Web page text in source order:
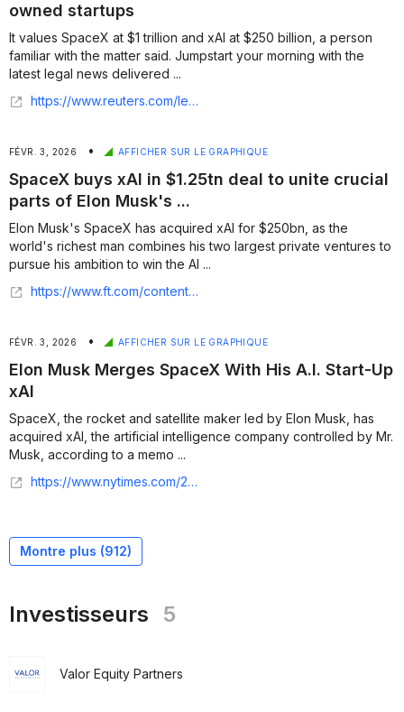
owned startups
It values SpaceX at $1 trillion and xAI at $250 billion, a person
familiar with the matter said. Jumpstart your morning with the
latest legal news delivered ...
https://www.reuters.com/legal/transactional/spacex-acquires-xai-key-facts-about-musk-owned-startups-2026-02-03/
FÉVR. 3, 2026 • AFFICHER SUR LE GRAPHIQUE
SpaceX buys xAI in $1.25tn deal to unite crucial
parts of Elon Musk's ...
Elon Musk's SpaceX has acquired xAI for $250bn, as the
world's richest man combines his two largest private ventures to
pursue his ambition to win the AI ...
https://www.ft.com/content/8ee76f65-74d9-4679-a2b0-cd8fc3721a8d
FÉVR. 3, 2026 • AFFICHER SUR LE GRAPHIQUE
Elon Musk Merges SpaceX With His A.I. Start-Up
xAI
SpaceX, the rocket and satellite maker led by Elon Musk, has
acquired xAI, the artificial intelligence company controlled by Mr.
Musk, according to a memo ...
https://www.nytimes.com/2026/02/02/business/spacex-xai-deal.html
Montre plus (912)
Investisseurs 5
Valor Equity Partners